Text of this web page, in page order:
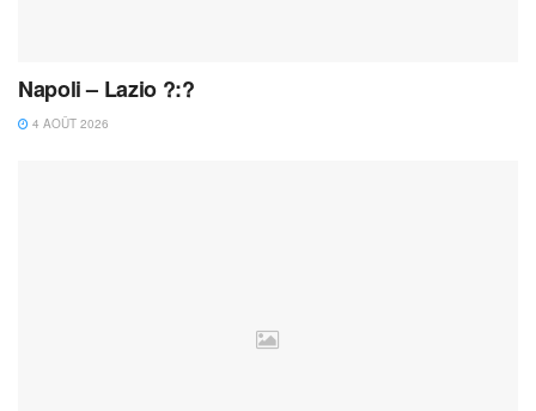
Napoli – Lazio ?:?
4 AOÛT 2026